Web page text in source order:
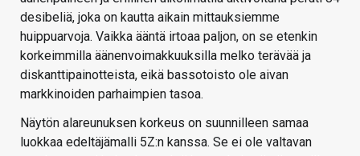
desibeliä, joka on kautta aikain mittauksiemme
huippuarvoja. Vaikka ääntä irtoaa paljon, on se etenkin
korkeimmilla äänenvoimakkuuksilla melko terävää ja
diskanttipainotteista, eikä bassotoisto ole aivan
markkinoiden parhaimpien tasoa.
Näytön alareunuksen korkeus on suunnilleen samaa
luokkaa edeltäjämalli 5Z:n kanssa. Se ei ole valtavan